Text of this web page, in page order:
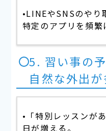
•LINEやSNSのやり
特定のアプリを頻繁
5. 習い事の
自然な外出
•「特別レッスンが
日が増える。